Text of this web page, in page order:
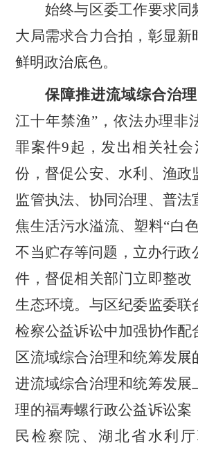
始终与区委工作要求同
大局需求合力合拍，彰显新
鲜明政治底色。
保障推进流域综合治理
江十年禁渔”，依法办理非
罪案件9起，发出相关社
份，督促公安、水利、渔政
监管执法、协同治理、普法
焦生活污水溢流、塑料“白
不当贮存等问题，立办行政
件，督促相关部门立即整改
生态环境。与区纪委监委联
检察公益诉讼中加强协作配
区流域综合治理和统筹发展
进流域综合治理和统筹发展
理的福寿螺行政公益诉讼案
民检察院、湖北省水利